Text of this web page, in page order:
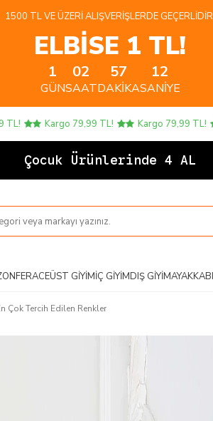
1500 TL VE ÜZERI ALIŞVERIŞLERDE
ELBİSE 1 TL!
1
GÜN
02
SAAT
57
DAKIKA
11
SANIYE
Kargo 79,99 TL! Kargo 79,99 TL!
Çocuk Ürünlerinde 4 AL 3
FERACEÜST GIYIMİÇ GIYIMDIŞ GIYIM
Çok Tercih Edilen Renkler